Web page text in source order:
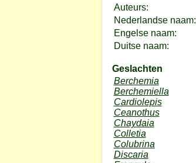
Auteurs:
Nederlandse naam:
Engelse naam:
Duitse naam:
Geslachten
Berchemia
Berchemiella
Cardiolepis
Ceanothus
Chaydaia
Colletia
Colubrina
Discaria